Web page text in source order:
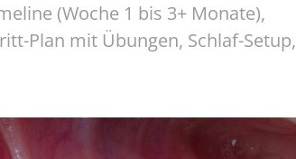
(Woche 1 bis 3+ Monate),
Plan mit Übungen, Schlaf-Setup,